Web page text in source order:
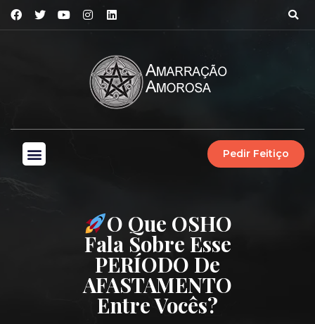
Pedir Feitiço
O Que OSHO
Fala Sobre Esse
PERÍODO De
AFASTAMENTO
Entre Vocês?